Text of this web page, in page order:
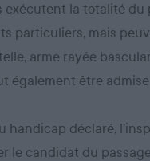
exécutent la totalité du
particuliers, mais
arme rayée
également être
handicap déclaré,
le candidat du